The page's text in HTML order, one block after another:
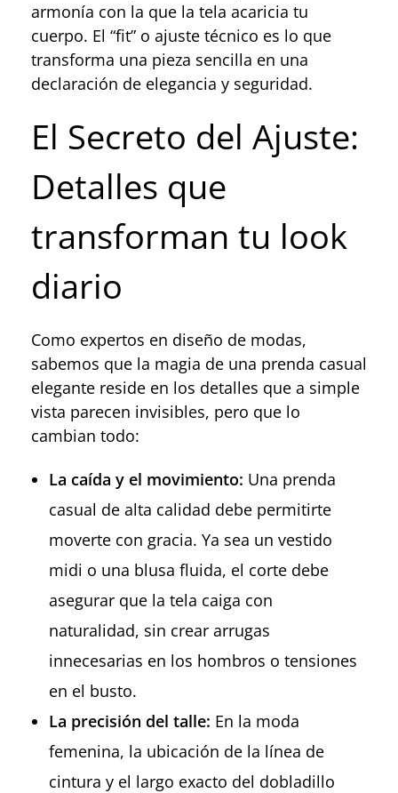
armonía con la que la tela acaricia tu
cuerpo. El “fit” o ajuste técnico es lo que
transforma una pieza sencilla en una
declaración de elegancia y seguridad.
El Secreto del Ajuste:
Detalles que
transforman tu look
diario
Como expertos en diseño de modas,
sabemos que la magia de una prenda casual
elegante reside en los detalles que a simple
vista parecen invisibles, pero que lo
cambian todo:
La caída y el movimiento: Una prenda
casual de alta calidad debe permitirte
moverte con gracia. Ya sea un vestido
midi o una blusa fluida, el corte debe
asegurar que la tela caiga con
naturalidad, sin crear arrugas
innecesarias en los hombros o tensiones
en el busto.
La precisión del talle: En la moda
femenina, la ubicación de la línea de
cintura y el largo exacto del dobladillo